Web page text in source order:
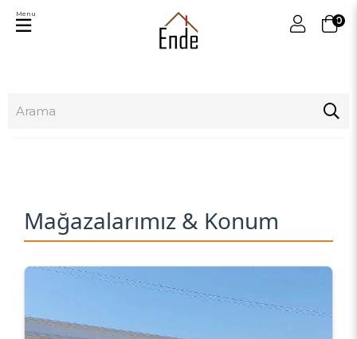
0
Menu
Mağazalarımız & Konum